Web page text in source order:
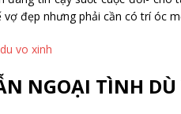
vợ đẹp nhưng phải cần có trí óc
NGOẠI TÌNH